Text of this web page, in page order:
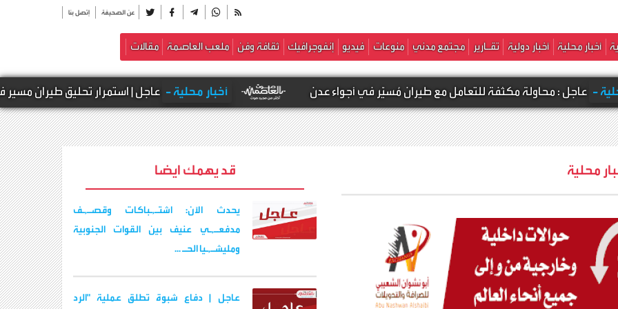
عن الصحيفة إتصل بنا
أخبار محلية أخبار دولية تقـارير مجتمع مدني منوعات فيديو إنفوجرافيك ثقافة وفن ملعب العاصمة مقالات
مكثفة للتعامل مع طيران مُسيّر في أجواء عدن أخبار محلية - عاجل | استمرار تحليق طيران مسير فوق أجواء
محلية قد يهمك ايضا
يحدث الآن: اشتـ,ـباكات وقصـ,ـف
مدفعـ,ـي عنيف بين القوات الجنوبية
ومليشـ,ـيا الحـ ...
عاجل | دفاع شبوة تطلق عملية "الرد